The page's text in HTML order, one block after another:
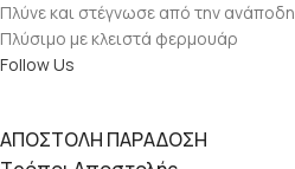
Πλύνε και στέγνωσε από την ανάποδη
Πλύσιμο με κλειστά φερμουάρ
Follow Us
ΑΠΟΣΤΟΛΗ ΠΑΡΑΔΟΣΗ